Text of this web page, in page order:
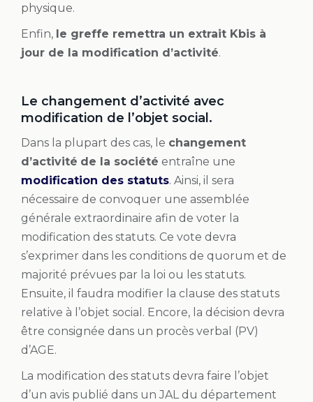
physique.
Enfin, le greffe remettra un extrait Kbis à
jour de la modification d’activité.
Le changement d’activité avec
modification de l’objet social.
Dans la plupart des cas, le changement
d’activité de la société entraîne une
modification des statuts. Ainsi, il sera
nécessaire de convoquer une assemblée
générale extraordinaire afin de voter la
modification des statuts. Ce vote devra
s’exprimer dans les conditions de quorum et de
majorité prévues par la loi ou les statuts.
Ensuite, il faudra modifier la clause des statuts
relative à l’objet social. Encore, la décision devra
être consignée dans un procès verbal (PV)
d’AGE.
La modification des statuts devra faire l’objet
d’un avis publié dans un JAL du département